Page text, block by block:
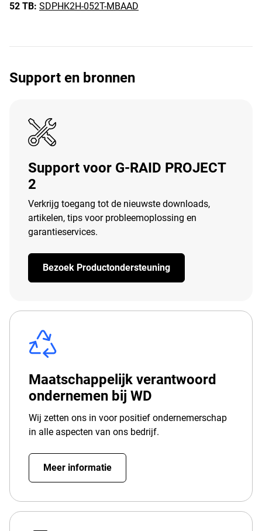
52 TB: SDPHK2H-052T-MBAAD
Support en bronnen
Support voor G-RAID PROJECT
2
Verkrijg toegang tot de nieuwste downloads,
artikelen, tips voor probleemoplossing en
garantieservices.
Bezoek Productondersteuning
Maatschappelijk verantwoord
ondernemen bij WD
Wij zetten ons in voor positief ondernemerschap
in alle aspecten van ons bedrijf.
Meer informatie